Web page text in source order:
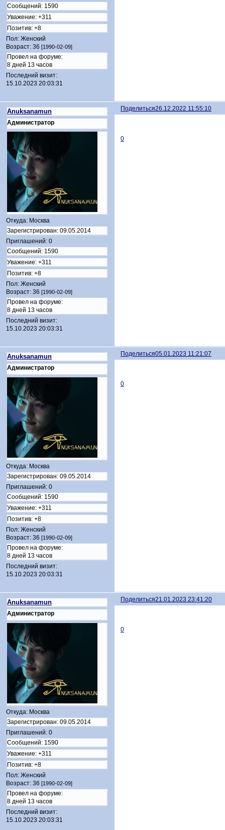
Сообщений: 1590
Уважение: +311
Позитив: +8
Пол: Женский
Возраст: 36 [1990-02-09]
Провел на форуме:
8 дней 13 часов
Последний визит:
15.10.2023 20:03:31
Поделиться26.12.2022 11:55:10
Anuksanamun
Администратор
Откуда: Москва
Зарегистрирован: 09.05.2014
Приглашений: 0
Сообщений: 1590
Уважение: +311
Позитив: +8
Пол: Женский
Возраст: 36 [1990-02-09]
Провел на форуме:
8 дней 13 часов
Последний визит:
15.10.2023 20:03:31
0
Поделиться05.01.2023 11:21:07
Anuksanamun
Администратор
Откуда: Москва
Зарегистрирован: 09.05.2014
Приглашений: 0
Сообщений: 1590
Уважение: +311
Позитив: +8
Пол: Женский
Возраст: 36 [1990-02-09]
Провел на форуме:
8 дней 13 часов
Последний визит:
15.10.2023 20:03:31
0
Поделиться21.01.2023 23:41:20
Anuksanamun
Администратор
Откуда: Москва
Зарегистрирован: 09.05.2014
Приглашений: 0
Сообщений: 1590
Уважение: +311
Позитив: +8
Пол: Женский
Возраст: 36 [1990-02-09]
Провел на форуме:
8 дней 13 часов
Последний визит:
15.10.2023 20:03:31
0